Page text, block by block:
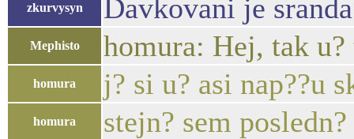
zkurvysyn Davkovani je
Mephisto homura: Hej, tak
homura j? si u? asi nap??u
homura stejn? sem